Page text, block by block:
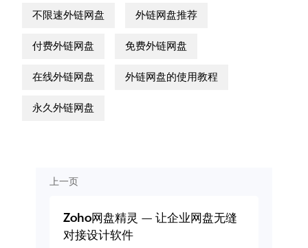
不限速外链网盘 外链网盘推荐
付费外链网盘 免费外链网盘
在线外链网盘 外链网盘的使用教程
永久外链网盘
上一页
Zoho网盘精灵 — 让企业网盘无缝
对接设计软件